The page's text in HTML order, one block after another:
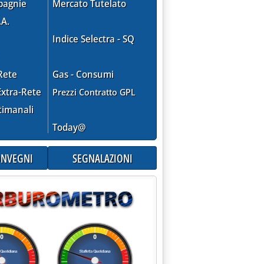
Rete
Mercato Tutelato
Indice Selectra - SQ
Gas - Consumi
Prezzi Contratto GPL
Today@
SEGNALAZIONI